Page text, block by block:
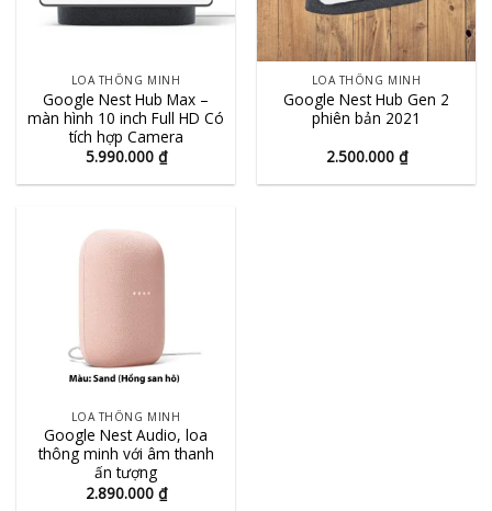
LOA THÔNG MINH
Google Nest Hub Max –
màn hình 10 inch Full HD Có
tích hợp Camera
5.990.000 ₫
LOA THÔNG MINH
Google Nest Hub Gen 2
phiên bản 2021
2.500.000 ₫
LOA THÔNG MINH
Google Nest Audio, loa
thông minh với âm thanh
ấn tượng
2.890.000 ₫